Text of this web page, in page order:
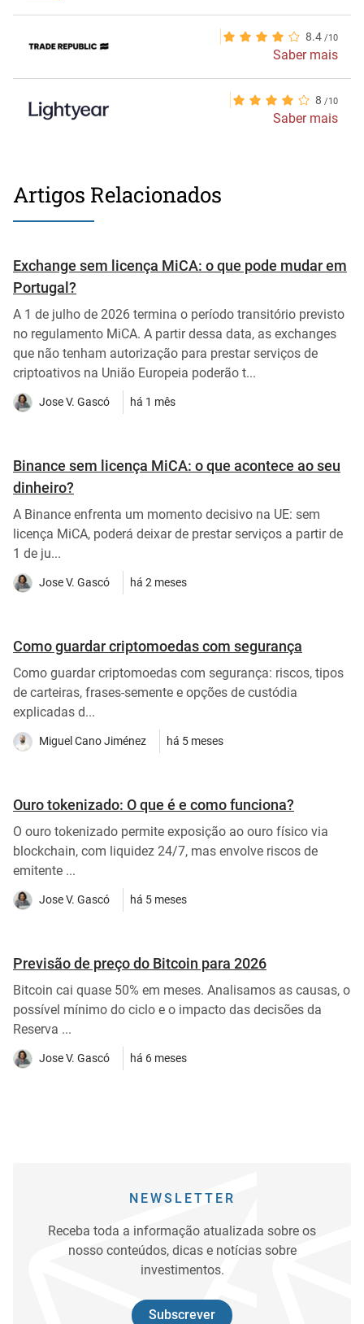
8.4
Saber mais
8
Saber mais
Artigos Relacionados
Exchange sem licença MiCA: o que pode mudar em
Portugal?
A 1 de julho de 2026 termina o período transitório previsto
no regulamento MiCA. A partir dessa data, as exchanges
que não tenham autorização para prestar serviços de
criptoativos na União Europeia poderão t...
Jose V. Gascó há 1 mês
Binance sem licença MiCA: o que acontece ao seu
dinheiro?
A Binance enfrenta um momento decisivo na UE: sem
licença MiCA, poderá deixar de prestar serviços a partir de
1 de ju...
Jose V. Gascó há 2 meses
Como guardar criptomoedas com segurança
Como guardar criptomoedas com segurança: riscos, tipos
de carteiras, frases-semente e opções de custódia
explicadas d...
Miguel Cano Jiménez há 5 meses
Ouro tokenizado: O que é e como funciona?
O ouro tokenizado permite exposição ao ouro físico via
blockchain, com liquidez 24/7, mas envolve riscos de
emitente ...
Jose V. Gascó há 5 meses
Previsão de preço do Bitcoin para 2026
Bitcoin cai quase 50% em meses. Analisamos as causas, o
possível mínimo do ciclo e o impacto das decisões da
Reserva ...
Jose V. Gascó há 6 meses
NEWSLETTER
Receba toda a informação atualizada sobre os
nosso conteúdos, dicas e notícias sobre
investimentos.
Subscrever